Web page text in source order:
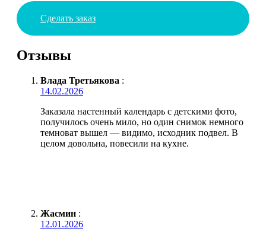
Сделать заказ
Отзывы
Влада Третьякова :
14.02.2026
Заказала настенный календарь с детскими фото,
получилось очень мило, но один снимок немного
темноват вышел — видимо, исходник подвел. В
целом довольна, повесили на кухне.
Жасмин :
12.01.2026